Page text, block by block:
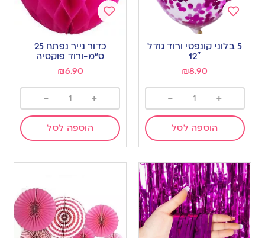
to 5 בלוני קונפטי ורוד גודל
12″
₪8.90
+
-
הוספה לסל
wishlist
כדור נייר נפתח 25
ס”מ-ורוד פוקסיה
₪6.90
+
-
הוספה לסל